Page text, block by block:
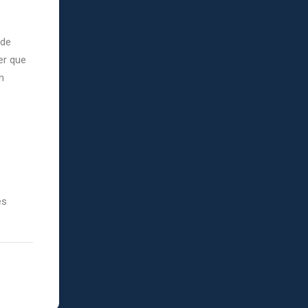
que